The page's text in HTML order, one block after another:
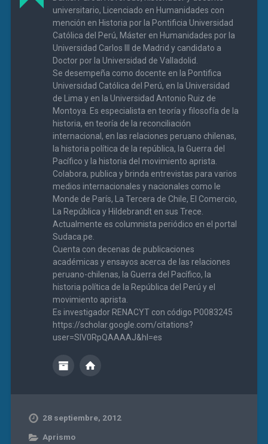
universitario, Licenciado en Humanidades con
mención en Historia por la Pontificia Universidad
Católica del Perú, Máster en Humanidades por la
Universidad Carlos III de Madrid y candidato a
Doctor por la Universidad de Valladolid.
Se desempeña como docente en la Pontifica
Universidad Católica del Perú, en la Universidad
de Lima y en la Universidad Antonio Ruiz de
Montoya. Es especialista en teoría y filosofía de la
historia, en teoría de la reconciliación
internacional, en las relaciones peruano chilenas,
la historia política de la república, la Guerra del
Pacífico y la historia del movimiento aprista.
Colabora, publica y brinda entrevistas para varios
medios internacionales y nacionales como le
Monde de París, La Tercera de Chile, El Comercio,
La República y Hildebrandt en sus Trece.
Actualmente es columnista periódico en el portal
Sudaca.pe.
Cuenta con decenas de publicaciones
académicas y ensayos acerca de las relaciones
peruano-chilenas, la Guerra del Pacífico, la
historia política de la República del Perú y el
movimiento aprista.
Es investigador RENACYT con código P0083245
https://scholar.google.com/citations?
user=SIV0RpQAAAAJ&hl=es
28 septiembre, 2012
Aprismo